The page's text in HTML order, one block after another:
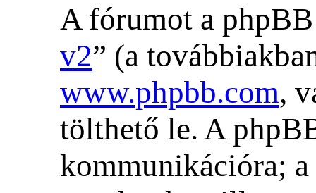
A fórumot a
v2” (a
www.phpbb.com,
tölthető le. A
kommunikációra;